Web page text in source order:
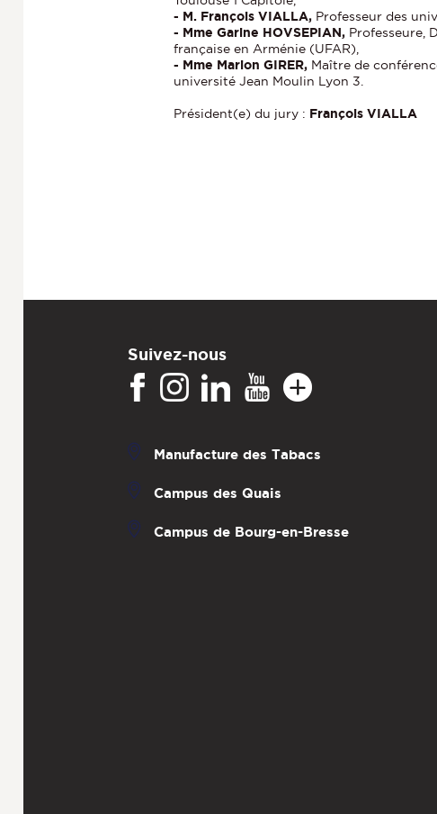
- M. François VIALLA, Professeur des
- Mme Garine HOVSEPIAN, Professeure,
française en Arménie (UFAR),
- Mme Marion GIRER, Maître de
université Jean Moulin Lyon 3.
Président(e) du jury : François VIALLA
Suivez-nous
Manufacture des Tabacs
Campus des Quais
Campus de Bourg-en-Bresse